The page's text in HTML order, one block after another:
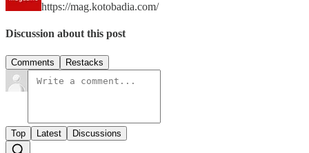
https://mag.kotobadia.com/
Discussion about this post
Comments Restacks
Top Latest Discussions